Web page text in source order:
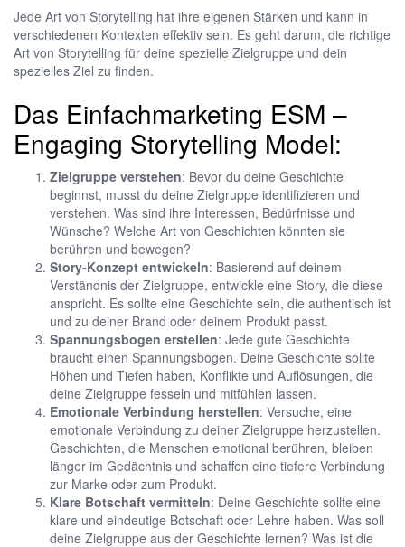
Jede Art von Storytelling hat ihre eigenen Stärken und kann in
verschiedenen Kontexten effektiv sein. Es geht darum, die richtige
Art von Storytelling für deine spezielle Zielgruppe und dein
spezielles Ziel zu finden.
Das Einfachmarketing ESM –
Engaging Storytelling Model:
Zielgruppe verstehen: Bevor du deine Geschichte
beginnst, musst du deine Zielgruppe identifizieren und
verstehen. Was sind ihre Interessen, Bedürfnisse und
Wünsche? Welche Art von Geschichten könnten sie
berühren und bewegen?
Story-Konzept entwickeln: Basierend auf deinem
Verständnis der Zielgruppe, entwickle eine Story, die diese
anspricht. Es sollte eine Geschichte sein, die authentisch ist
und zu deiner Brand oder deinem Produkt passt.
Spannungsbogen erstellen: Jede gute Geschichte
braucht einen Spannungsbogen. Deine Geschichte sollte
Höhen und Tiefen haben, Konflikte und Auflösungen, die
deine Zielgruppe fesseln und mitfühlen lassen.
Emotionale Verbindung herstellen: Versuche, eine
emotionale Verbindung zu deiner Zielgruppe herzustellen.
Geschichten, die Menschen emotional berühren, bleiben
länger im Gedächtnis und schaffen eine tiefere Verbindung
zur Marke oder zum Produkt.
Klare Botschaft vermitteln: Deine Geschichte sollte eine
klare und eindeutige Botschaft oder Lehre haben. Was soll
deine Zielgruppe aus der Geschichte lernen? Was ist die